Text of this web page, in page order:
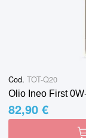
Cod. TOT-Q20
Olio Ineo First
82,90 €